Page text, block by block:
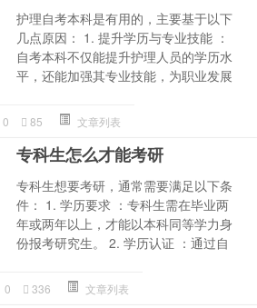
护理自考本科是有用的，主要基于以下
几点原因： 1. 提升学历与专业技能 ：
自考本科不仅能提升护理人员的学历水
平，还能加强其专业技能，为职业发展
0 85 文章列表
专科生怎么才能考研
专科生想要考研，通常需要满足以下条
件： 1. 学历要求 ：专科生需在毕业两
年或两年以上，才能以本科同等学力身
份报考研究生。 2. 学历认证 ：通过自
0 336 文章列表